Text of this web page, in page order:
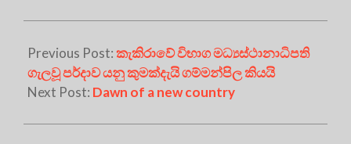
Previous Post:කැකිරාවේ විභාග මධ්‍යස්ථානාධිපති
ගැලවූ පර්දාව යනු කුමක්දැයි ගම්මන්පිල කියයි
Next Post: Dawn of a new country